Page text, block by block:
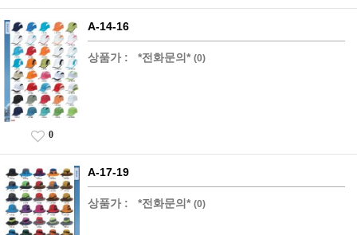
A-14-16
상품가 : *전화문의* (0)
0
A-17-19
상품가 : *전화문의* (0)